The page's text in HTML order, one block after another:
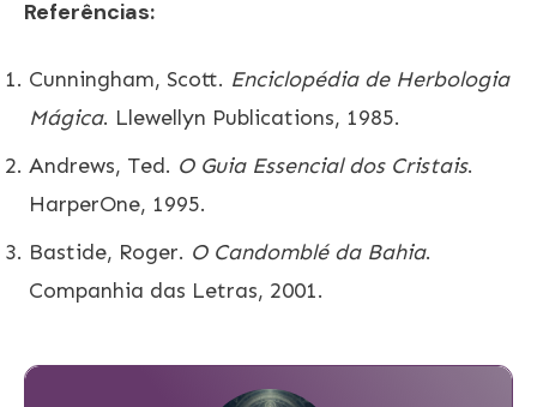
Referências:
Cunningham, Scott. Enciclopédia de Herbologia
Mágica. Llewellyn Publications, 1985.
Andrews, Ted. O Guia Essencial dos Cristais.
HarperOne, 1995.
Bastide, Roger. O Candomblé da Bahia.
Companhia das Letras, 2001.